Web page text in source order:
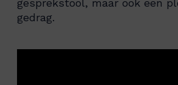
gesprekstool, maar ook een
gedrag.